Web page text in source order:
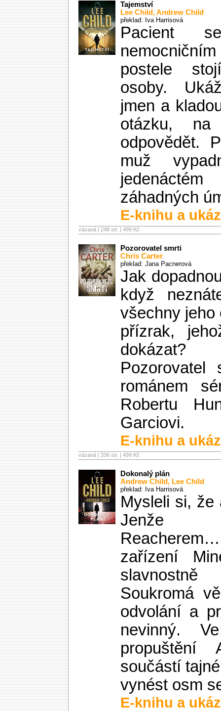
Tajemství
Lee Child ,Andrew Child
překlad: Iva Harrisová
Pacient
postele
osoby.
jmen a
otázku, na
odpovědět.
muž
záhadných
E-knihu a
vázaná | 248 str. | 499 Kč
Pozorovatel smrti
Chris Carter
překlad: Jana Pacnerová
Jak
když
všechny jeho
přízrak,
dokázat?
Pozorovatel
románem
Robertu
Garciovi.
E-knihu a
vázaná | 336 str. | 499 Kč
Dokonalý plán
Andrew Child , Lee Child
překlad: Iva Harrisová
Mysleli si, že
Jenže
zařízení
slavnostně
Soukromá
odvolání a
nevinný.
propuštění
součástí
vynést osm
E-knihu a